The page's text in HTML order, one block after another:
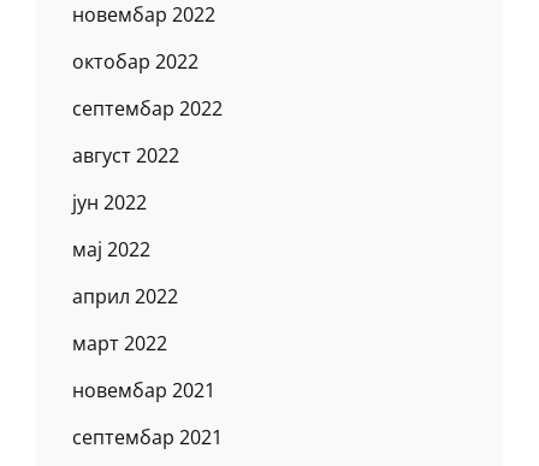
новембар 2022
октобар 2022
септембар 2022
август 2022
јун 2022
мај 2022
април 2022
март 2022
новембар 2021
септембар 2021